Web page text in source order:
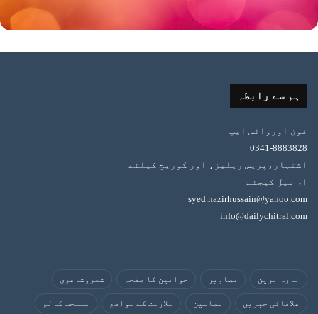
ہم سے رابطہ
فون اورواٹس ایپ
0341-8883828
اشتہار،پریس ریلیز، اور کوریج کیلئے
ای میل کیجئے
syed.nazirhussain@yahoo.com
info@dailychitral.com
تازہ ترین تصاویر خواتین کا صفحہ شعروشاعری
علاقائی خبریں مضامین ملازمت کے مواقع منتخب کالم